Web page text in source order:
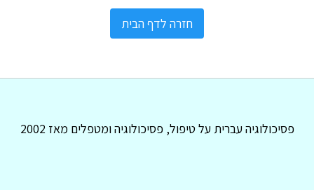
חזרה לדף הבית
פסיכולוגיה עברית על טיפול, פסיכולוגיה ומטפלים מאז 2002